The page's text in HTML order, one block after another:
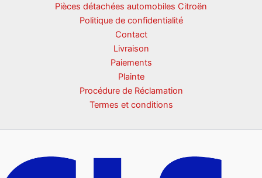
Pièces détachées automobiles Citroën
Politique de confidentialité
Contact
Livraison
Paiements
Plainte
Procédure de Réclamation
Termes et conditions